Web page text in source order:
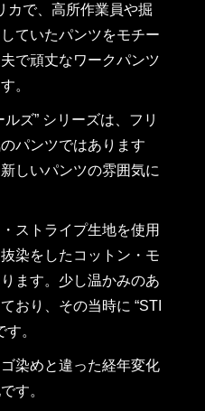
カで、高所作業員や掘
ていたパンツをモチー
で頑丈なワークパンツ
。
ズ” シリーズは、フリ
パンツではあります
しいパンツの雰囲気に
ストライプ生地を使用
染をしたコットン・モ
ます。少し温かみのあ
おり、その当時に “STI
。
染めと違った経年変化
す。